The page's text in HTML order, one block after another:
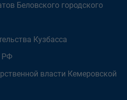
Беловского городского
Кузбасса
РФ
власти Кемеровской